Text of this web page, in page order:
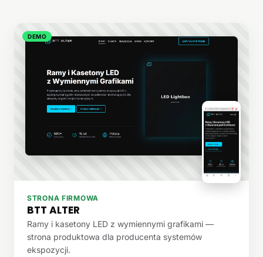
DEMO
STRONA FIRMOWA
BTT ALTER
Ramy i kasetony LED z wymiennymi grafikami —
strona produktowa dla producenta systemów
ekspozycji.